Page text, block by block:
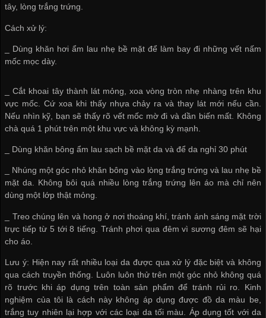
tây, lòng trắng trứng.
Cách xử lý:
_ Dùng khăn hơi ẩm lau nhẹ bề mặt để làm bay đi những vết nấm
mốc mọc dày.
_ Cắt khoai tây thành lát mỏng, xoa vòng tròn nhẹ nhàng trên khu
vực mốc. Cứ xoa khi thấy nhựa chảy ra và thay lát mới nếu cần.
Nếu nhìn kỹ, bạn sẽ thấy rõ vết mốc mờ đi và dần biến mất. Không
chà quá 1 phút trên một khu vực và không kỳ mạnh.
_ Dùng khăn bông ẩm lau sạch bề mặt da và để da nghỉ 30 phút
_ Nhúng một góc nhỏ khăn bông vào lòng trắng trứng và lau nhẹ bề
mặt da. Không bôi quá nhiều lòng trắng trứng lên áo mà chỉ nên
dùng một lớp thật mỏng.
_ Treo chúng lên và hong ở nơi thoáng khí, tránh ánh sáng mặt trời
trực tiếp từ 5 tới 8 tiếng. Tránh phơi qua đêm vì sương đêm sẽ hại
cho áo.
Lưu ý: Hiện nay rất nhiều loại da được qua xử lý đặc biệt và không
qua cách truyền thống. Luôn luôn thử trên một góc nhỏ không quá
rõ trước khi áp dụng trên toàn sản phẩm để tránh rủi ro. Kinh
nghiệm của tôi là cách này không áp dụng được đồ da màu be,
trắng tuy nhiên lại hợp với các loại da tối màu. Áp dụng tốt với da